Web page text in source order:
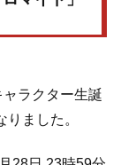
ラクター生誕
ました。